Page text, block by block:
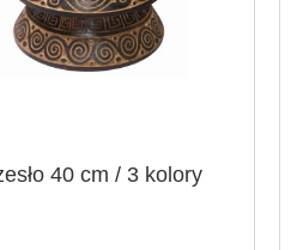
40 cm / 3 kolory